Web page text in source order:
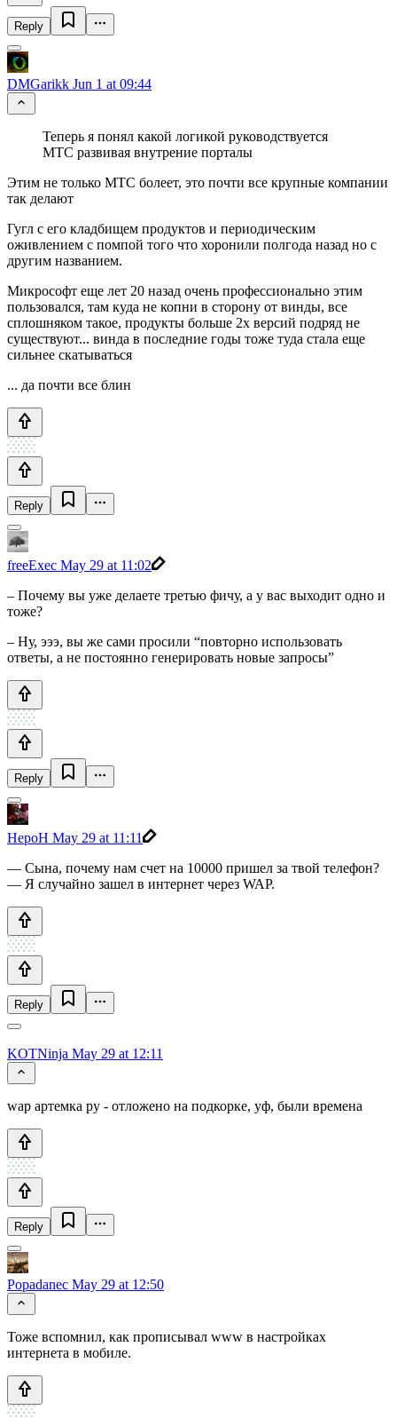
Reply
DMGarikk Jun 1 at 09:44
Теперь я понял какой логикой руководствуется
МТС развивая внутрение порталы
Этим не только МТС болеет, это почти все крупные компании
так делают
Гугл с его кладбищем продуктов и периодическим
оживлением с помпой того что хоронили полгода назад но с
другим названием.
Микрософт еще лет 20 назад очень профессионально этим
пользовался, там куда не копни в сторону от винды, все
сплошняком такое, продукты больше 2х версий подряд не
существуют... винда в последние годы тоже туда стала еще
сильнее скатываться
... да почти все блин
Reply
freeExec May 29 at 11:02
– Почему вы уже делаете третью фичу, а у вас выходит одно и
тоже?
– Ну, эээ, вы же сами просили “повторно использовать
ответы, а не постоянно генерировать новые запросы”
Reply
HepoH May 29 at 11:11
— Сына, почему нам счет на 10000 пришел за твой телефон?
— Я случайно зашел в интернет через WAP.
Reply
KOTNinja May 29 at 12:11
wap артемка ру - отложено на подкорке, уф, были времена
Reply
Popadanec May 29 at 12:50
Тоже вспомнил, как прописывал www в настройках
интернета в мобиле.